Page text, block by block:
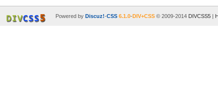
Powered by Discuz!-CSS 6.1.0-DIV+CSS© 2009-2014 DIVCSS5|